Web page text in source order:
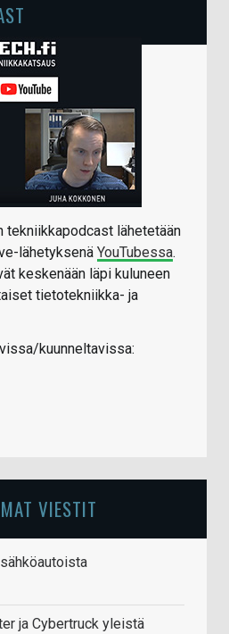
tekniikkapodcast lähetetään
lähetyksenä YouTubessa.
keskenään läpi kuluneen
tietotekniikka- ja
kuunneltavissa:
VIESTIT
ja Cybertruck yleistä